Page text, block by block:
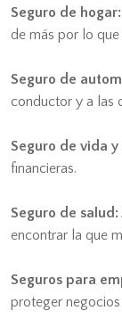
Seguro de hogar:
de más por lo que
Seguro de
conductor y a las
Seguro de vida
financieras.
Seguro de salud:
encontrar la que
Seguros para
proteger